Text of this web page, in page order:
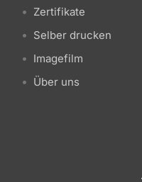
Zertifikate
Selber drucken
Imagefilm
Über uns